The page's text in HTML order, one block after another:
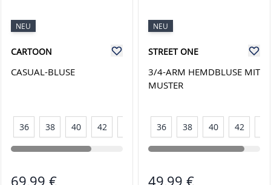
NEU
CARTOON
CASUAL-BLUSE
36 38 40 42 46
69,99 €
NEU
STREET ONE
3/4-ARM HEMDBLUSE MIT
MUSTER
36 38 40 42
49,99 €